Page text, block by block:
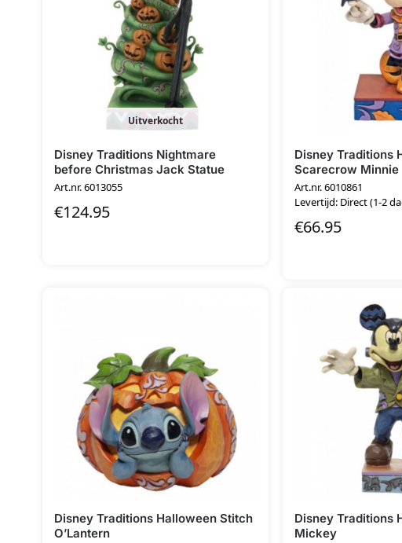
Uitverkocht
Disney Traditions Nightmare
before Christmas Jack Statue
Art.nr. 6013055
€124.95
Disney Traditions
Scarecrow Minnie
Art.nr. 6010861
Levertijd: Direct (1-2
€66.95
Disney Traditions Halloween Stitch
O’Lantern
Disney Traditions
Mickey